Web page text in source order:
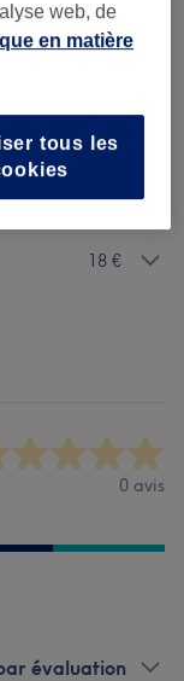
(1) 8 €
30 €
18 €
0 avis
évaluation
web, de
en matière
tous les